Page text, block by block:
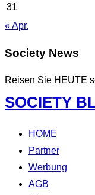
31
« Apr.
Society News
Reisen Sie HEUTE
Zum
Inhalt
springen
SOCIETY
HOME
Partner
Werbung
AGB